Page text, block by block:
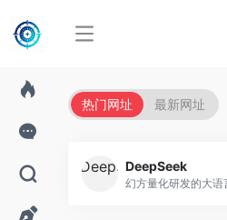
热门网址 最新网址
DeepSeek